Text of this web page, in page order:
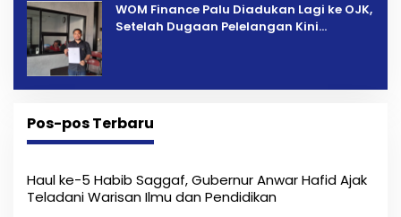
‎WOM Finance Palu Diadukan Lagi ke OJK,
Setelah Dugaan Pelelangan Kini
Pos-pos Terbaru
Haul ke-5 Habib Saggaf, Gubernur Anwar Hafid Ajak
Teladani Warisan Ilmu dan Pendidikan